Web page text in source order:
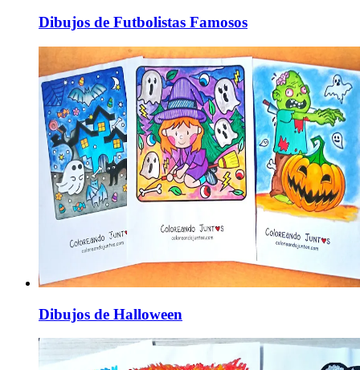
Dibujos de Futbolistas Famosos
Dibujos de Halloween